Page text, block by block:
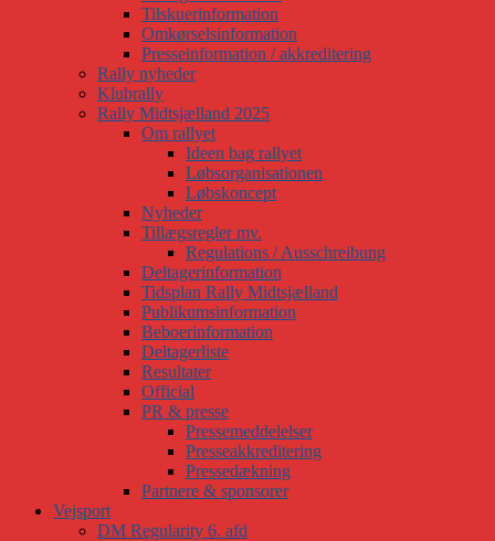
Tilskuerinformation
Omkørselsinformation
Presseinformation / akkreditering
Rally nyheder
Klubrally
Rally Midtsjælland 2025
Om rallyet
Ideen bag rallyet
Løbsorganisationen
Løbskoncept
Nyheder
Tillægsregler mv.
Regulations / Ausschreibung
Deltagerinformation
Tidsplan Rally Midtsjælland
Publikumsinformation
Beboerinformation
Deltagerliste
Resultater
Official
PR & presse
Pressemeddelelser
Presseakkreditering
Pressedækning
Partnere & sponsorer
Vejsport
DM Regularity 6. afd